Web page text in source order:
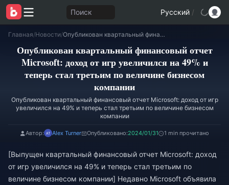
Поиск Русский /
Главная/Новости/ Опубликован квартальный финансовый отчет Microsoft: доход от игр увеличился на 49% и теперь стал третьим по величине бизнесом компании
Опубликован квартальный финансовый отчет
Microsoft: доход от игр увеличился на 49% и
теперь стал третьим по величине бизнесом
компании
Опубликован квартальный финансовый отчет Microsoft: доход от игр
увеличился на 49% и теперь стал третьим по величине бизнесом
компании
Автор: Alex Turner Опубликовано:2024/01/31 1 min прочитано
[Выпущен квартальный финансовый отчет Microsoft: доход
от игр увеличился на 49% и теперь стал третьим по
величине бизнесом компании] Недавно Microsoft объявила